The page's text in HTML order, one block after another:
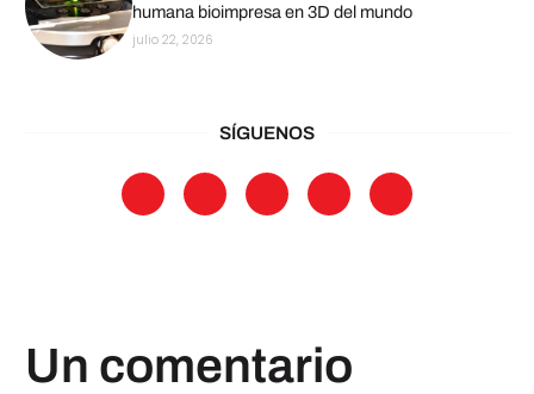
humana bioimpresa en 3D del mundo
julio 22, 2026
SÍGUENOS
Un comentario